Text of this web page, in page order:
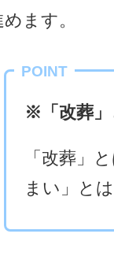
ます。
POINT
※「改葬」
「改葬」
まい」と